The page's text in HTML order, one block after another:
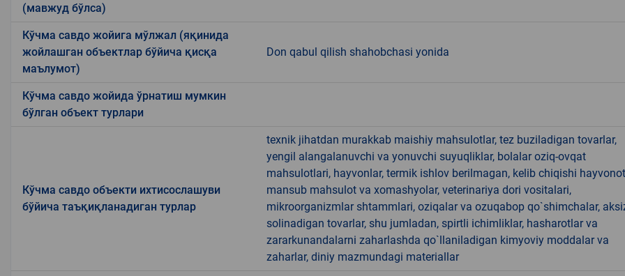
(мавжуд бўлса)
Кўчма савдо жойига мўлжал (яқинида
жойлашган объектлар бўйича қисқа
маълумот)
Don qabul qilish shahobchasi yonida
Кўчма савдо жойида ўрнатиш мумкин
бўлган объект турлари
Кўчма савдо объекти ихтисослашуви
бўйича таъқиқланадиган турлар
texnik jihatdan murakkab maishiy mahsulotlar, tez buziladigan tovarlar,
yengil alangalanuvchi va yonuvchi suyuqliklar, bolalar oziq-ovqat
mahsulotlari, hayvonlar, termik ishlov berilmagan, kelib chiqishi
mansub mahsulot va xomashyolar, veterinariya dori vositalari,
mikroorganizmlar shtammlari, oziqalar va ozuqabop qo`shimchalar,
solinadigan tovarlar, shu jumladan, spirtli ichimliklar, hasharotlar va
zararkunandalarni zaharlashda qo`llaniladigan kimyoviy moddalar va
zaharlar, diniy mazmundagi materiallar